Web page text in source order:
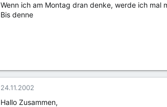
Wenn ich am Montag dran denke, werde ich
Bis denne
24.11.2002
Hallo Zusammen,